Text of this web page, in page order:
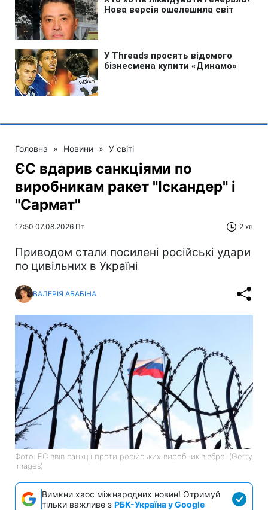
Головна » Новини » У світі
ЄС вдарив санкціями по
виробникам ракет "Іскандер" і
"Сармат"
17:50 07.08.2026 Пт 2 хв
Приводом стали посилені російські удари
по цивільних в Україні
ВАЛЕРІЯ АБАБІНА
Фото: ЕС ввів санкції проти російських виробників зброї (Getty
Images)
Вимкни хаос міжнародних новин! Отримуй
тільки важливе з РБК-Україна у Google